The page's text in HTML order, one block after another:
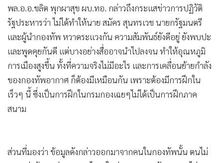
• MGR Live
• Infographic
• การเมือง
ท่องเที่ยว
•
ต่างประเทศ
• Special Scoop
• ชุมชน-คุณภาพชีวิต
พล.อ.อ.ชลิต พุกผาสุข ผบ.ทอ. กล่าวถึงกระแสข่าวการปฏิวัติ
รัฐประหารว่า ไม่ได้ทำให้นาย สมัคร สุนทรเวช นายกรัฐมนตรี
และผู้นำกองทัพ หวาดระแวงกัน ความสัมพันธ์ยังดีอยู่ ยังพบปะ
และพูดคุยกันดี แต่บางอย่างสื่ออาจนำไปลงจน ทำให้อุณหภูมิ
การเมืองสูงขึ้น ทั้งที่ความจริงไม่มีอะไร และการเคลื่อนย้ายกำลัง
ของกองทัพอากาศ ก็ต้องมีเหมือนกัน เพราะต้องมีการฝึกใน
เร็วๆ นี้ ซึ่งเป็นการฝึกในกรมกองเฉยๆไม่ได้เป็นการฝึกภาค
สนาม
ส่วนที่มองว่า ข้อมูลดังกล่าวออกมาจากคนในกองทัพนั้น ตนไม่